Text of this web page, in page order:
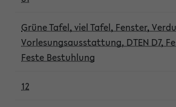
Grüne Tafel, viel Tafel, Fenster,
Vorlesungsausstattung, DTEN D7,
Feste Bestuhlung
12